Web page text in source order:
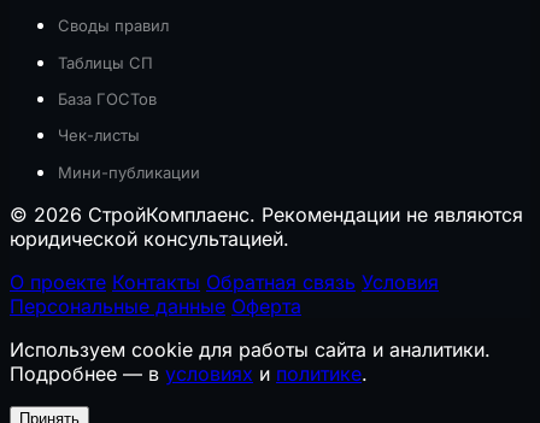
Своды правил
Таблицы СП
База ГОСТов
Чек-листы
Мини-публикации
© 2026 СтройКомплаенс. Рекомендации не являются
юридической консультацией.
О проекте Контакты Обратная связь Условия
Персональные данные Оферта
Используем cookie для работы сайта и аналитики.
Подробнее — в условиях и политике.
Принять